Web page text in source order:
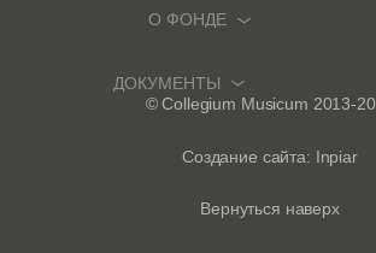
АФИША И БИЛЕТЫ
ПРЕМЬЕРЫ
О ФОНДЕ
О ФОНДЕ
ДОКУМЕНТЫ
ПОЛИТИКА
ВОЗВРАТ БИЛЕТОВ
© Collegium Musicum 2013-
Вернуться наверх
Создание сайта: Inpiar